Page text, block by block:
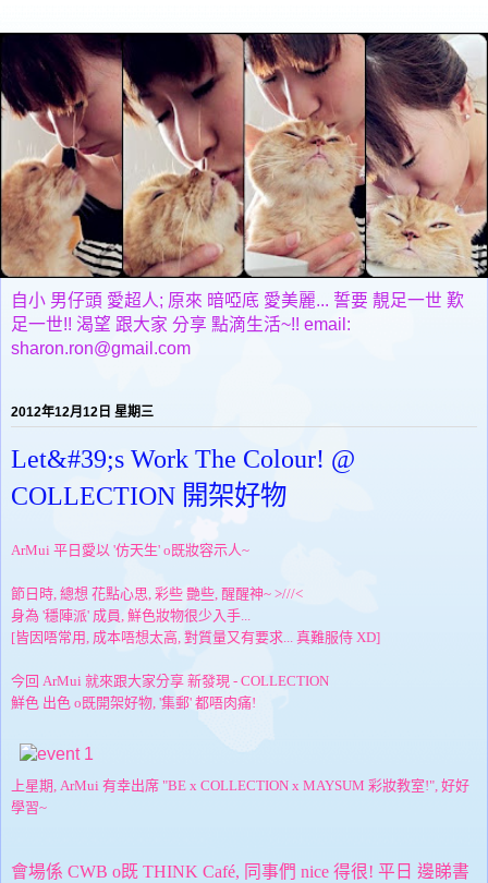
自小 男仔頭 愛超人; 原來 暗啞底 愛美麗... 誓要 靚足一世 歎
足一世!! 渴望 跟大家 分享 點滴生活~!! email:
sharon.ron@gmail.com
2012年12月12日 星期三
Let&#39;s Work The Colour! @
COLLECTION 開架好物
ArMui 平日愛以 '仿天生' o既妝容示人~
節日時, 總想 花點心思, 彩些 艷些, 醒醒神~ >///<
身為 '穩陣派' 成員, 鮮色妝物很少入手...
[皆因唔常用, 成本唔想太高, 對質量又有要求... 真難服侍 XD]
今回 ArMui 就來跟大家分享 新發現 - COLLECTION
鮮色 出色 o既開架好物, '集郵' 都唔肉痛!
上星期, ArMui 有幸出席 "BE x COLLECTION x MAYSUM 彩妝教室!", 好好
學習~
會場係 CWB o既 THINK Café, 同事們 nice 得很! 平日 邊睇書